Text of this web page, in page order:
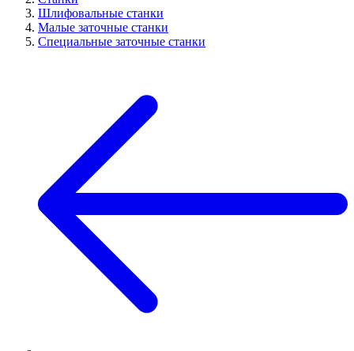
Шлифовальные станки
Малые заточные станки
Специальные заточные станки